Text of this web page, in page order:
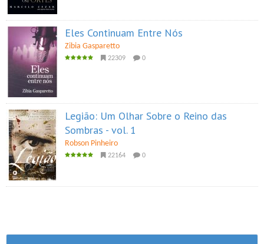
Eles Continuam Entre Nós
Zibia Gasparetto
22309 0
Legião: Um Olhar Sobre o Reino das
Sombras - vol. 1
Robson Pinheiro
22164 0